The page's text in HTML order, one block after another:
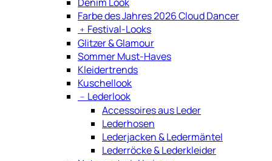
Farbe des Jahres 2026 Cloud Dancer
﹢ Festival-Looks
Glitzer & Glamour
Sommer Must-Haves
Kleidertrends
Kuschellook
﹣ Lederlook
Accessoires aus Leder
Lederhosen
Lederjacken & Ledermäntel
Lederröcke & Lederkleider